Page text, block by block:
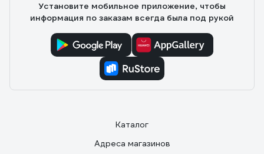
Установите мобильное приложение, чтобы
информация по заказам всегда была под рукой
Каталог
Адреса магазинов